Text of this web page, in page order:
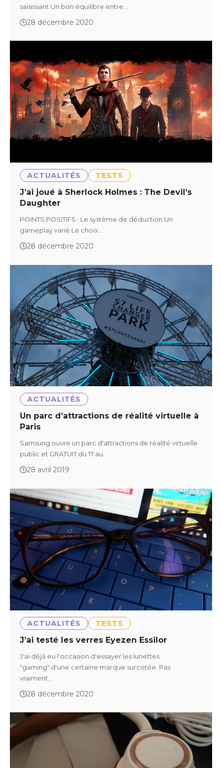
saisissant Un bon équilibre entre…
28 décembre 2020
ACTUALITÉS TESTS
J’ai joué à Sherlock Holmes : The Devil’s
Daughter
POINTS POSITIFS : Le système de déduction Un
gameplay varié Le choix…
28 décembre 2020
ACTUALITÉS
Un parc d’attractions de réalité virtuelle à
Paris
Samsung ouvre un parc d'attractions de réalité virtuelle
public et GRATUIT du 17 au…
28 avril 2019
ACTUALITÉS TESTS
J’ai testé les verres Eyezen Essilor
J'ai déjà eu l'occasion d'essayer les lunettes
"gaming" d'une certaine marque surcotée. Pas
vraiment…
28 décembre 2020